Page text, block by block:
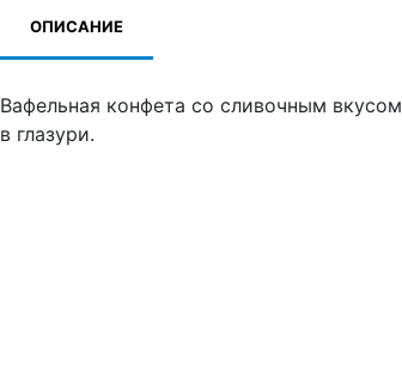
ОПИСАНИЕ
Вафельная конфета со сливочным вкусом
в глазури.